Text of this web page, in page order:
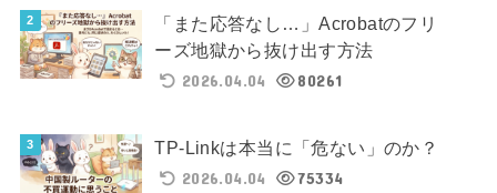
「また応答なし…」Acrobatのフリ
ーズ地獄から抜け出す方法
2026.04.04
80261
TP-Linkは本当に「危ない」のか？
2026.04.04
75334